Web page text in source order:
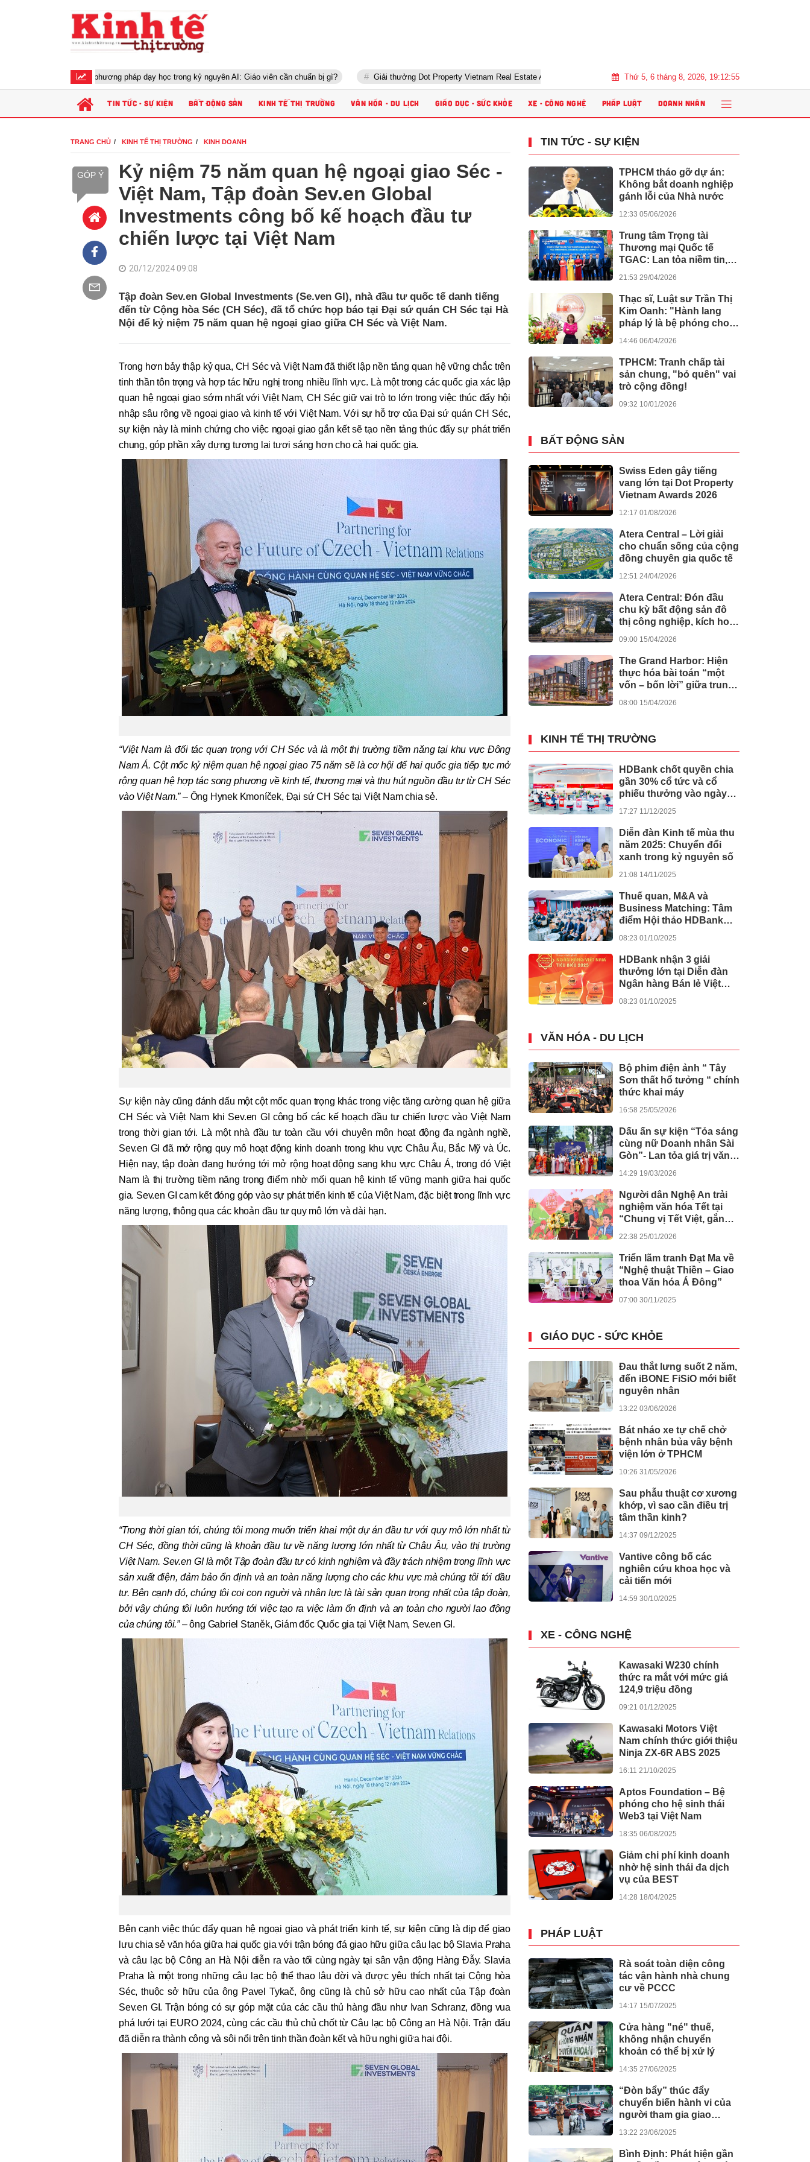
Đổi mới phương pháp dạy học trong kỷ nguyên AI: Giáo viên cần chuẩn bị gì? Giải thưởng Dot Property Vietnam Real Estate Awards 2026 tôn vinh bền vững, thúc đẩy tăng trưởng chu kỳ mới bất động sản Việt
Thứ 5, 6 tháng 8, 2026, 19:12:57
TIN TỨC - SỰ KIỆN BẤT ĐỘNG SẢN KINH TẾ THỊ TRƯỜNG VĂN HÓA - DU LỊCH GIÁO DỤC - SỨC KHỎE XE - CÔNG NGHỆ PHÁP LUẬT DOANH NHÂN
TRANG CHỦ KINH TẾ THỊ TRƯỜNG KINH DOANH
GÓP Ý
Kỷ niệm 75 năm quan hệ ngoại giao Séc -
Việt Nam, Tập đoàn Sev.en Global
Investments công bố kế hoạch đầu tư
chiến lược tại Việt Nam
20/12/2024 09:08
Tập đoàn Sev.en Global Investments (Se.ven GI), nhà đầu tư quốc tế danh tiếng
đến từ Cộng hòa Séc (CH Séc), đã tổ chức họp báo tại Đại sứ quán CH Séc tại Hà
Nội để kỷ niệm 75 năm quan hệ ngoại giao giữa CH Séc và Việt Nam.
Trong hơn bảy thập kỷ qua, CH Séc và Việt Nam đã thiết lập nền tảng quan hệ vững chắc trên
tinh thần tôn trọng và hợp tác hữu nghị trong nhiều lĩnh vực. Là một trong các quốc gia xác lập
quan hệ ngoại giao sớm nhất với Việt Nam, CH Séc giữ vai trò to lớn trong việc thúc đẩy hội
nhập sâu rộng về ngoại giao và kinh tế với Việt Nam. Với sự hỗ trợ của Đại sứ quán CH Séc,
sự kiện này là minh chứng cho việc ngoại giao gắn kết sẽ tạo nền tảng thúc đẩy sự phát triển
chung, góp phần xây dựng tương lai tươi sáng hơn cho cả hai quốc gia.
“Việt Nam là đối tác quan trọng với CH Séc và là một thị trường tiềm năng tại khu vực Đông
Nam Á. Cột mốc kỷ niệm quan hệ ngoại giao 75 năm sẽ là cơ hội để hai quốc gia tiếp tục mở
rộng quan hệ hợp tác song phương về kinh tế, thương mại và thu hút nguồn đầu tư từ CH Séc
vào Việt Nam.”– Ông Hynek Kmoníček, Đại sứ CH Séc tại Việt Nam chia sẻ.
Sự kiện này cũng đánh dấu một cột mốc quan trọng khác trong việc tăng cường quan hệ giữa
CH Séc và Việt Nam khi Sev.en GI công bố các kế hoạch đầu tư chiến lược vào Việt Nam
trong thời gian tới. Là một nhà đầu tư toàn cầu với chuyên môn hoạt động đa ngành nghề,
Sev.en GI đã mở rộng quy mô hoạt động kinh doanh trong khu vực Châu Âu, Bắc Mỹ và Úc.
Hiện nay, tập đoàn đang hướng tới mở rộng hoạt động sang khu vực Châu Á, trong đó Việt
Nam là thị trường tiềm năng trọng điểm nhờ mối quan hệ kinh tế vững mạnh giữa hai quốc
gia. Sev.en GI cam kết đóng góp vào sự phát triển kinh tế của Việt Nam, đặc biệt trong lĩnh vực
năng lượng, thông qua các khoản đầu tư quy mô lớn và dài hạn.
“Trong thời gian tới, chúng tôi mong muốn triển khai một dự án đầu tư với quy mô lớn nhất từ
CH Séc, đồng thời cũng là khoản đầu tư về năng lượng lớn nhất từ Châu Âu, vào thị trường
Việt Nam. Sev.en GI là một Tập đoàn đầu tư có kinh nghiệm và đầy trách nhiệm trong lĩnh vực
sản xuất điện, đảm bảo ổn định và an toàn năng lượng cho các khu vực mà chúng tôi tới đầu
tư. Bên cạnh đó, chúng tôi coi con người và nhân lực là tài sản quan trọng nhất của tập đoàn,
bởi vậy chúng tôi luôn hướng tới việc tạo ra việc làm ổn định và an toàn cho người lao động
của chúng tôi.”– ông Gabriel Staněk, Giám đốc Quốc gia tại Việt Nam, Sev.en GI.
Bên cạnh việc thúc đẩy quan hệ ngoại giao và phát triển kinh tế, sự kiện cũng là dịp để giao
lưu chia sẻ văn hóa giữa hai quốc gia với trận bóng đá giao hữu giữa câu lạc bộ Slavia Praha
và câu lạc bộ Công an Hà Nội diễn ra vào tối cùng ngày tại sân vận động Hàng Đẫy. Slavia
Praha là một trong những câu lạc bộ thể thao lâu đời và được yêu thích nhất tại Cộng hòa
Séc, thuộc sở hữu của ông Pavel Tykač, ông cũng là chủ sở hữu cao nhất của Tập đoàn
Sev.en GI. Trận bóng có sự góp mặt của các cầu thủ hàng đầu như Ivan Schranz, đồng vua
phá lưới tại EURO 2024, cùng các cầu thủ chủ chốt từ Câu lạc bộ Công an Hà Nội. Trận đấu
đã diễn ra thành công và sôi nổi trên tinh thần đoàn kết và hữu nghị giữa hai đội.
TIN TỨC - SỰ KIỆN
TPHCM tháo gỡ dự án:
Không bắt doanh nghiệp
gánh lỗi của Nhà nước
12:33 05/06/2026
Trung tâm Trọng tài
Thương mại Quốc tế
TGAC: Lan tỏa niềm tin,
21:53 29/04/2026
Thạc sĩ, Luật sư Trần Thị
Kim Oanh: "Hành lang
pháp lý là bệ phóng cho
14:46 06/04/2026
TPHCM: Tranh chấp tài
sản chung, "bỏ quên" vai
trò cộng đồng!
09:32 10/01/2026
BẤT ĐỘNG SẢN
Swiss Eden gây tiếng
vang lớn tại Dot Property
Vietnam Awards 2026
12:17 01/08/2026
Atera Central – Lời giải
cho chuẩn sống của cộng
đồng chuyên gia quốc tế
12:51 24/04/2026
Atera Central: Đón đầu
chu kỳ bất động sản đô
thị công nghiệp, kích hoạt
09:00 15/04/2026
The Grand Harbor: Hiện
thực hóa bài toán “một
vốn – bốn lời” giữa trung
08:00 15/04/2026
KINH TẾ THỊ TRƯỜNG
HDBank chốt quyền chia
gần 30% cổ tức và cổ
phiếu thưởng vào ngày
lớn
17:27 11/12/2025
Diễn đàn Kinh tế mùa thu
năm 202̀5: Chuyển đổi
xanh trong kỷ nguyên số
21:08 14/11/2025
Thuế quan, M&A và
Business Matching: Tâm
điểm Hội thảo HDBank
08:23 01/10/2025
HDBank nhận 3 giải
thưởng lớn tại Diễn đàn
Ngân hàng Bán lẻ Việt
08:23 01/10/2025
VĂN HÓA - DU LỊCH
Bộ phim điện ảnh “ Tây
Sơn thất hổ tưởng “ chính
thức khai máy
16:58 25/05/2026
Dấu ấn sự kiện “Tỏa sáng
cùng nữ Doanh nhân Sài
Gòn”- Lan tỏa giá trị văn
Chính phủ
14:29 19/03/2026
Người dân Nghệ An trải
nghiệm văn hóa Tết tại
“Chung vị Tết Việt, gắn
22:38 25/01/2026
Triển lãm tranh Đạt Ma về
“Nghệ thuật Thiền – Giao
thoa Văn hóa Á Đông”
07:00 30/11/2025
GIÁO DỤC - SỨC KHỎE
Đau thắt lưng suốt 2 năm,
đến iBONE FiSiO mới biết
nguyên nhân
13:22 03/06/2026
Bát nháo xe tự chế chở
bệnh nhân bủa vây bệnh
viện lớn ở TPHCM
10:26 31/05/2026
Sau phẫu thuật cơ xương
khớp, vì sao cần điều trị
tâm thần kinh?
14:37 09/12/2025
Vantive công bố các
nghiên cứu khoa học và
cải tiến mới
14:59 30/10/2025
XE - CÔNG NGHỆ
Kawasaki W230 chính
thức ra mắt với mức giá
124,9 triệu đồng
09:21 01/12/2025
Kawasaki Motors Việt
Nam chính thức giới thiệu
Ninja ZX-6R ABS 2025
16:11 21/10/2025
Aptos Foundation – Bệ
phóng cho hệ sinh thái
Web3 tại Việt Nam
18:35 06/08/2025
Giảm chi phí kinh doanh
nhờ hệ sinh thái đa dịch
vụ của BEST
14:28 18/04/2025
PHÁP LUẬT
Rà soát toàn diện công
tác vận hành nhà chung
cư về PCCC
14:17 15/07/2025
Cửa hàng "né" thuế,
không nhận chuyển
khoản có thể bị xử lý
14:35 27/06/2025
“Đòn bẩy” thúc đẩy
chuyển biến hành vi của
người tham gia giao
13:22 23/06/2025
Bình Định: Phát hiện gần